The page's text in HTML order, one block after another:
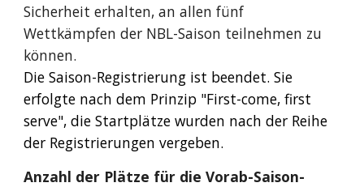
Sicherheit erhalten, an allen fünf
Wettkämpfen der NBL-Saison teilnehmen zu
können.
Die Saison-Registrierung ist beendet. Sie
erfolgte nach dem Prinzip "First-come, first
serve", die Startplätze wurden nach der Reihe
der Registrierungen vergeben.
Anzahl der Plätze für die Vorab-Saison-